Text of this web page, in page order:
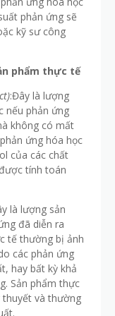
phản ứng sẽ
kỹ sư công
phẩm thực tế
:Đây là lượng
nếu phản ứng
không có mất
ứng hóa học
của các chất
tính toán
là lượng sản
đã diễn ra
tế thường bị ảnh
các phản ứng
hay bất kỳ khả
Sản phẩm thực
thuyết và thường